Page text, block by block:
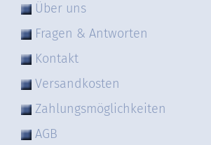
Über uns
Fragen & Antworten
Kontakt
Versandkosten
Zahlungsmöglichkeiten
AGB